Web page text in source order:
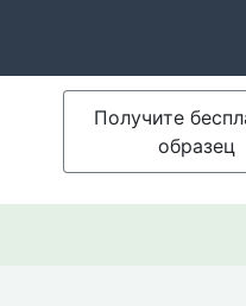
Получите
образец